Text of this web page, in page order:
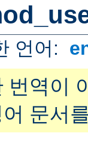
언어:
번역이
문서